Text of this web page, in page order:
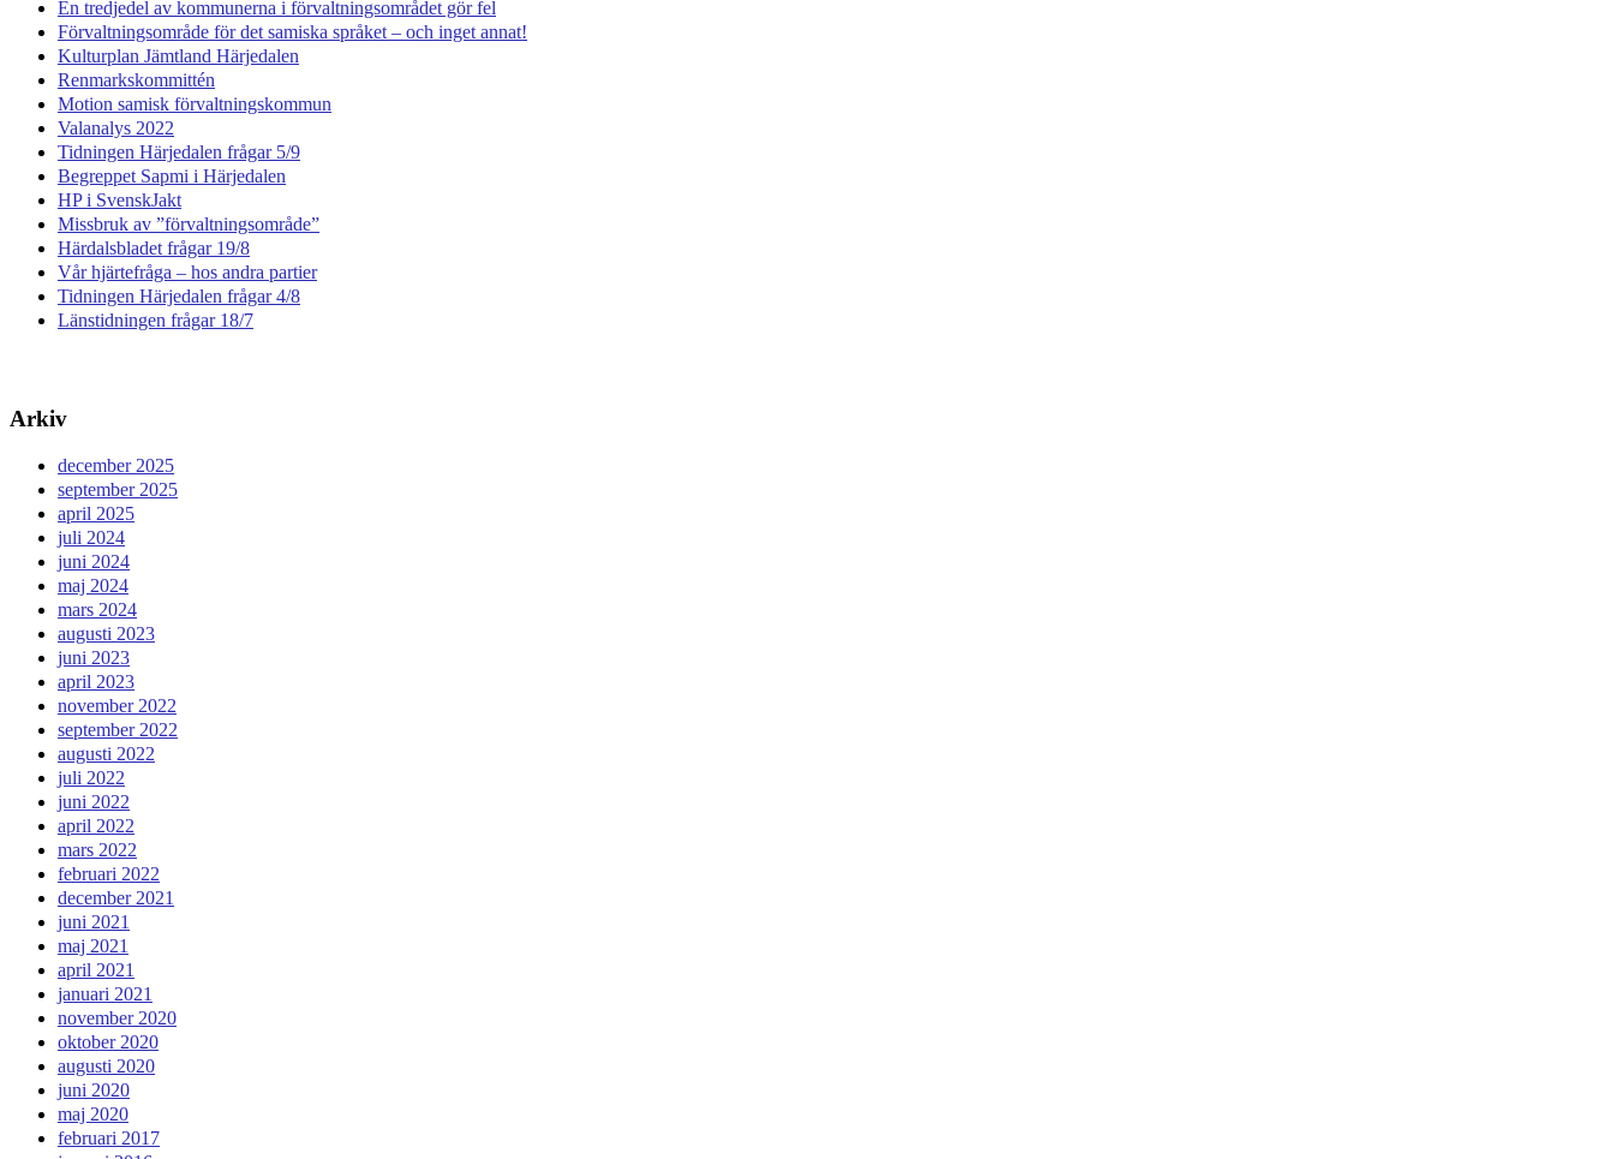
En tredjedel av kommunerna i förvaltningsområdet gör fel
Förvaltningsområde för det samiska språket – och inget annat!
Kulturplan Jämtland Härjedalen
Renmarkskommittén
Motion samisk förvaltningskommun
Valanalys 2022
Tidningen Härjedalen frågar 5/9
Begreppet Sapmi i Härjedalen
HP i SvenskJakt
Missbruk av ”förvaltningsområde”
Härdalsbladet frågar 19/8
Vår hjärtefråga – hos andra partier
Tidningen Härjedalen frågar 4/8
Länstidningen frågar 18/7
Arkiv
december 2025
september 2025
april 2025
juli 2024
juni 2024
maj 2024
mars 2024
augusti 2023
juni 2023
april 2023
november 2022
september 2022
augusti 2022
juli 2022
juni 2022
april 2022
mars 2022
februari 2022
december 2021
juni 2021
maj 2021
april 2021
januari 2021
november 2020
oktober 2020
augusti 2020
juni 2020
maj 2020
februari 2017